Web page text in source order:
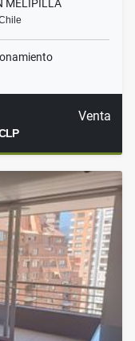
MELIPILLA
Venta